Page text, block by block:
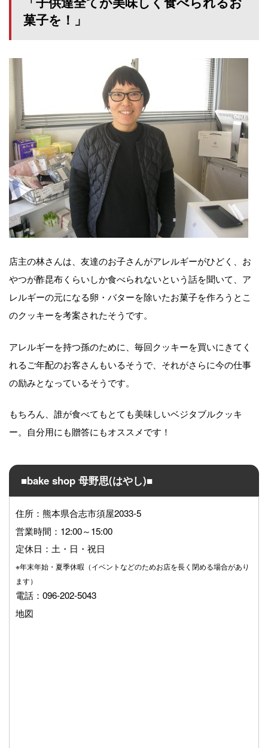
菓子を！」
店主の林さんは、友達のお子さんがアレルギーがひどく、お
やつが酢昆布くらいしか食べられないという話を聞いて、ア
レルギーの元になる卵・バターを除いたお菓子を作ろうとこ
のクッキーを考案されたそうです。
アレルギーを持つ孫のために、毎回クッキーを買いにきてく
れるご年配のお客さんもいるそうで、それがさらに今の仕事
の励みとなっているそうです。
もちろん、誰が食べてもとても美味しいベジタブルクッキ
ー。自分用にも贈答にもオススメです！
■bake shop 母野思(はやし)■
住所：熊本県合志市須屋2033-5
営業時間：12:00～15:00
定休日：土・日・祝日
※年末年始・夏季休暇（イベントなどのためお店を長く閉める場合があり
ます）
電話：096-202-5043
地図